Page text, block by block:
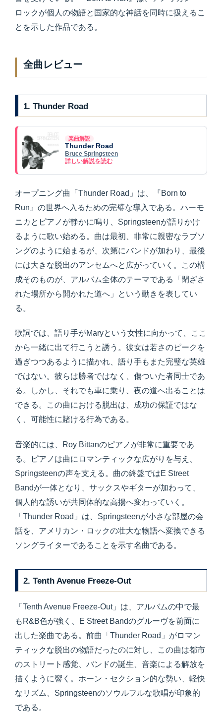
ロックが個人の物語と国家的な神話を同時に扱えるこ
とを示した作品である。
全曲レビュー
1. Thunder Road
楽曲解説
Thunder Road
Bruce Springsteen
詳しい解説を読む
オープニング曲「Thunder Road」は、『Born to
Run』の世界へ入るための完璧な導入である。ハーモ
ニカとピアノが静かに鳴り、Springsteenが語りかけ
るように歌い始める。曲は最初、非常に親密なラブソ
ングのように始まるが、次第にバンドが加わり、最後
には大きな脱出のアンセムへと広がっていく。この構
成そのものが、アルバム全体のテーマである「閉ざさ
れた場所から開かれた道へ」という動きを表してい
る。
歌詞では、語り手がMaryという女性に向かって、ここ
から一緒に出て行こうと誘う。彼女は若さのピークを
過ぎつつあるように描かれ、語り手もまた完璧な英雄
ではない。彼らは勝者ではなく、傷ついた者同士であ
る。しかし、それでも車に乗り、夜の道へ出ることは
できる。この曲における脱出は、成功の保証ではな
く、可能性に賭ける行為である。
音楽的には、Roy Bittanのピアノが非常に重要であ
る。ピアノは曲にロマンティックな広がりを与え、
Springsteenの声を支える。曲の終盤ではE Street
Bandが一体となり、サックスやギターが加わって、
個人的な誘いが共同体的な高揚へ変わっていく。
「Thunder Road」は、Springsteenが小さな部屋の会
話を、アメリカン・ロックの壮大な物語へ変換できる
ソングライターであることを示す名曲である。
2. Tenth Avenue Freeze-Out
「Tenth Avenue Freeze-Out」は、アルバムの中で最
もR&B色が強く、E Street Bandのグルーヴを前面に
出した楽曲である。前曲「Thunder Road」がロマン
ティックな脱出の物語だったのに対し、この曲は都市
のストリート感覚、バンドの誕生、音楽による解放を
描くように響く。ホーン・セクション的な勢い、軽快
なリズム、Springsteenのソウルフルな歌唱が印象的
である。